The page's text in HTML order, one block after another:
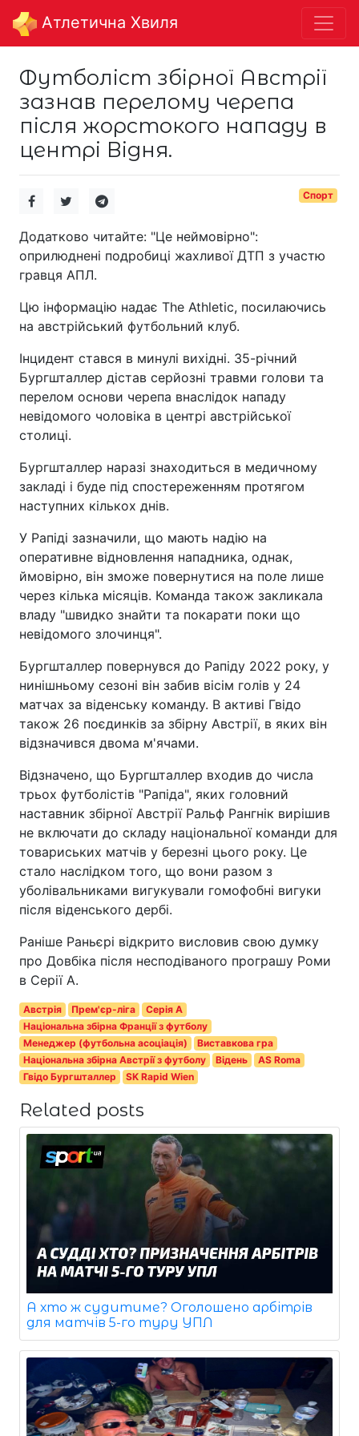
Aтлетична Хвиля
Футболіст збірної Австрії
зазнав перелому черепа
після жорстокого нападу в
центрі Відня.
Спорт
Додатково читайте: "Це неймовірно":
оприлюднені подробиці жахливої ДТП з участю
гравця АПЛ.
Цю інформацію надає The Athletic, посилаючись
на австрійський футбольний клуб.
Інцидент стався в минулі вихідні. 35-річний
Бургшталлер дістав серйозні травми голови та
перелом основи черепа внаслідок нападу
невідомого чоловіка в центрі австрійської
столиці.
Бургшталлер наразі знаходиться в медичному
закладі і буде під спостереженням протягом
наступних кількох днів.
У Рапіді зазначили, що мають надію на
оперативне відновлення нападника, однак,
ймовірно, він зможе повернутися на поле лише
через кілька місяців. Команда також закликала
владу "швидко знайти та покарати поки що
невідомого злочинця".
Бургшталлер повернувся до Рапіду 2022 року, у
нинішньому сезоні він забив вісім голів у 24
матчах за віденську команду. В активі Гвідо
також 26 поєдинків за збірну Австрії, в яких він
відзначився двома м'ячами.
Відзначено, що Бургшталлер входив до числа
трьох футболістів "Рапіда", яких головний
наставник збірної Австрії Ральф Рангнік вирішив
не включати до складу національної команди для
товариських матчів у березні цього року. Це
стало наслідком того, що вони разом з
уболівальниками вигукували гомофобні вигуки
після віденського дербі.
Раніше Раньєрі відкрито висловив свою думку
про Довбіка після несподіваного програшу Роми
в Серії А.
Австрія Прем'єр-ліга
Серія A
Національна збірна Франції з футболу
Менеджер (футбольна асоціація)
Виставкова гра
Національна збірна Австрії з футболу
Відень
AS Roma
Гвідо Бургшталлер
SK Rapid Wien
Related posts
А хто ж судитиме? Оголошено арбітрів
для матчів 5-го туру УПЛ